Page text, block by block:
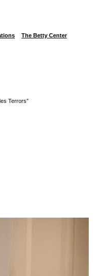
The Betty Center
Terrors”